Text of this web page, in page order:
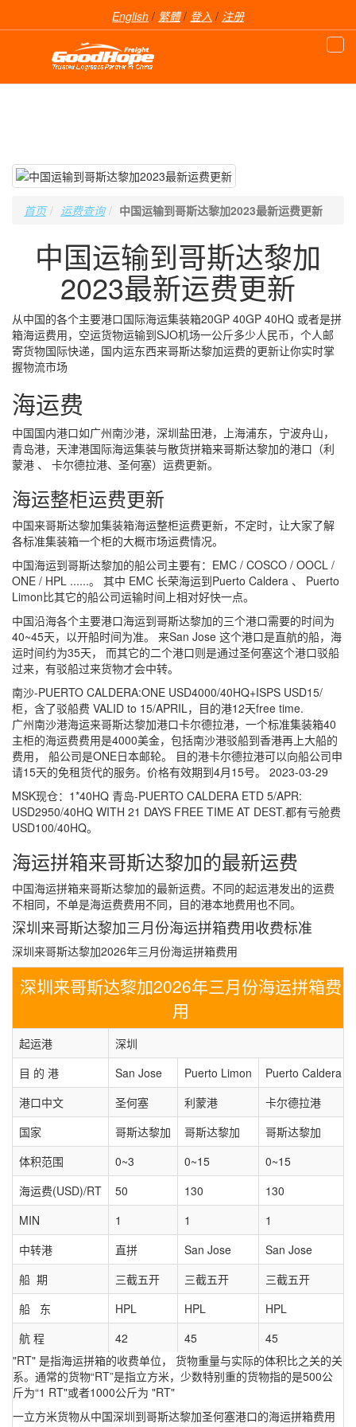
English / 繁體/ 登入 / 注册
首页 运费查询 中国运输到哥斯达黎加2023最新运费更新
中国运输到哥斯达黎加
2023最新运费更新
从中国的各个主要港口国际海运集装箱20GP 40GP 40HQ 或者是拼
箱海运费用，空运货物运输到SJO机场一公斤多少人民币，个人邮
寄货物国际快递，国内运东西来哥斯达黎加运费的更新让你实时掌
握物流市场
海运费
中国国内港口如广州南沙港，深圳盐田港，上海浦东，宁波舟山，
青岛港，天津港国际海运集装与散货拼箱来哥斯达黎加的港口（利
蒙港 、 卡尔德拉港、圣何塞）运费更新。
海运整柜运费更新
中国来哥斯达黎加集装箱海运整柜运费更新，不定时，让大家了解
各标准集装箱一个柜的大概市场运费情况。
中国海运到哥斯达黎加的船公司主要有：EMC / COSCO / OOCL /
ONE / HPL ......。 其中 EMC 长荣海运到Puerto Caldera 、 Puerto
Limon比其它的船公司运输时间上相对好快一点。
中国沿海各个主要港口海运到哥斯达黎加的三个港口需要的时间为
40~45天，以开船时间为准。 来San Jose 这个港口是直航的船，海
运时间约为35天， 而其它的二个港口则是通过圣何塞这个港口驳船
过来，有驳船过来货物才会中转。
南沙-PUERTO CALDERA:ONE USD4000/40HQ+ISPS USD15/
柜，含了驳船费 VALID to 15/APRIL，目的港12天free time.
广州南沙港海运来哥斯达黎加港口卡尔德拉港，一个标准集装箱40
主柜的海运费费用是4000美金，包括南沙港驳船到香港再上大船的
费用， 船公司是ONE日本邮轮。 目的港卡尔德拉港可以向船公司申
请15天的免租货代的服务。价格有效期到4月15号。 2023-03-29
MSK现仓：1*40HQ 青岛-PUERTO CALDERA ETD 5/APR:
USD2950/40HQ WITH 21 DAYS FREE TIME AT DEST.都有亏舱费
USD100/40HQ。
海运拼箱来哥斯达黎加的最新运费
中国海运拼箱来哥斯达黎加的最新运费。不同的起运港发出的运费
不相同，不单是海运费费用不同，目的港本地费用也不同。
深圳来哥斯达黎加三月份海运拼箱费用收费标准
深圳来哥斯达黎加2026年三月份海运拼箱费用
深圳来哥斯达黎加2026年三月份海运拼箱费
用
起运港
深圳
目 的 港
San Jose Puerto Limon
Puerto Caldera
港口中文
圣何塞 利蒙港
卡尔德拉港
国家
哥斯达黎加 哥斯达黎加
哥斯达黎加
体积范围
0~3 0~15
0~15
海运费(USD)/RT
50 130
130
MIN
1 1
1
中转港
直拼 San Jose
San Jose
船 期
三截五开 三截五开
三截五开
船 东
HPL HPL
HPL
航 程
42 45
45
"RT" 是指海运拼箱的收费单位， 货物重量与实际的体积比之关的关
系。通常的货物“RT”是指立方米，少数特别重的货物指的是500公
斤为“1 RT"或者1000公斤为 "RT"
一立方米货物从中国深圳到哥斯达黎加圣何塞港口的海运拼箱费用